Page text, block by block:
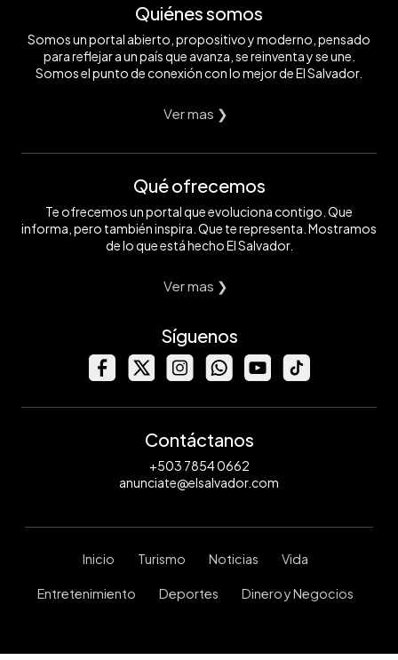
Quiénes somos
Somos un portal abierto, propositivo y moderno, pensado
para reflejar a un país que avanza, se reinventa y se une.
Somos el punto de conexión con lo mejor de El Salvador.
Ver mas ❯
Qué ofrecemos
Te ofrecemos un portal que evoluciona contigo. Que
informa, pero también inspira. Que te representa. Mostramos
de lo que está hecho El Salvador.
Ver mas ❯
Síguenos
Contáctanos
+503 7854 0662
anunciate@elsalvador.com
Inicio Turismo Noticias Vida
Entretenimiento Deportes Dinero y Negocios